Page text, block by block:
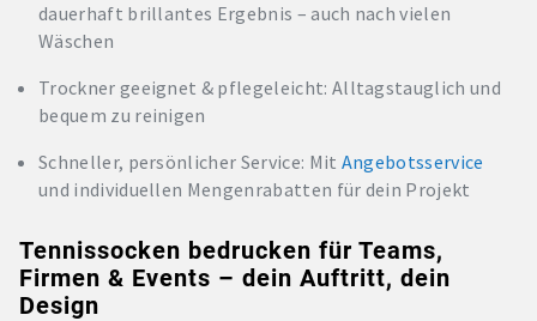
dauerhaft brillantes Ergebnis – auch nach vielen
Wäschen
Trockner geeignet & pflegeleicht: Alltagstauglich und
bequem zu reinigen
Schneller, persönlicher Service: Mit Angebotsservice
und individuellen Mengenrabatten für dein Projekt
Tennissocken bedrucken für Teams,
Firmen & Events – dein Auftritt, dein
Design